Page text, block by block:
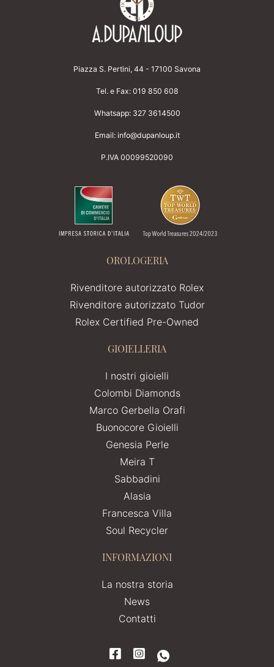
Piazza S. Pertini, 44 - 17100 Savona
Tel. e Fax: 019 850 608
Whatsapp: 327 3614500
Email: info@dupanloup.it
P.IVA 00099520090
OROLOGERIA
Rivenditore autorizzato Rolex
Rivenditore autorizzato Tudor
Rolex Certified Pre-Owned
GIOIELLERIA
I nostri gioielli
Colombi Diamonds
Marco Gerbella Orafi
Buonocore Gioielli
Genesia Perle
Meira T
Sabbadini
Alasia
Francesca Villa
Soul Recycler
INFORMAZIONI
La nostra storia
News
Contatti